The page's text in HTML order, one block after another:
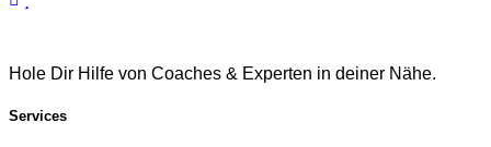
Hole Dir Hilfe von Coaches & Experten in deiner Nähe.
Services